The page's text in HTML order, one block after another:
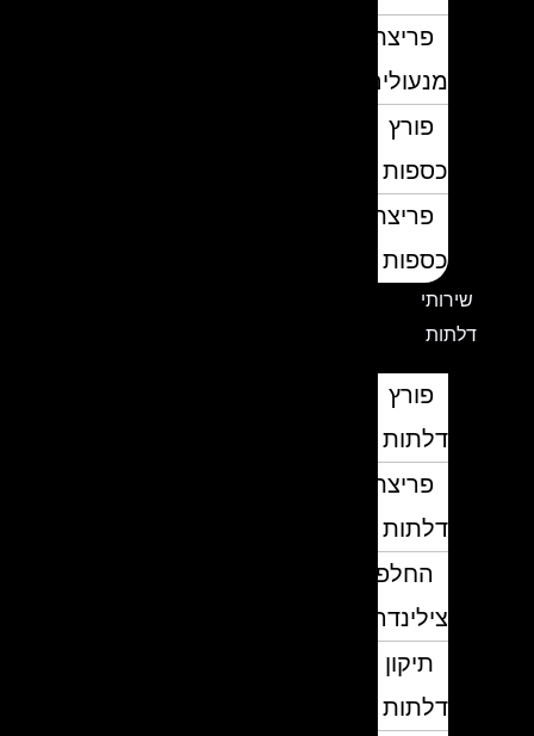
פריצת
מנעולים
פורץ
כספות
פריצת
כספות
שירותי
דלתות
פורץ
דלתות
פריצת
דלתות
החלפת
צילינדרים
תיקון
דלתות